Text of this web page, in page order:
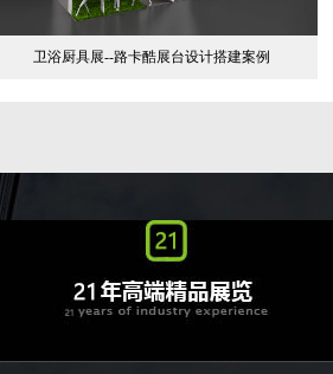
卫浴厨具展--路卡酷展台设计搭建案例